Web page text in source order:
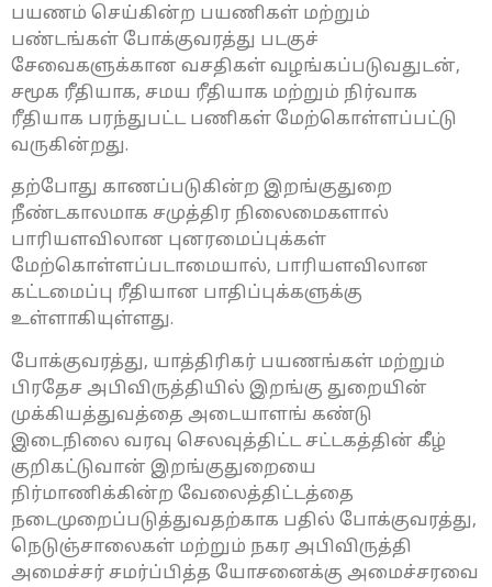
பயணம் செய்கின்ற பயணிகள் மற்றும்
பண்டங்கள் போக்குவரத்து படகுச்
சேவைகளுக்கான வசதிகள் வழங்கப்படுவதுடன்,
சமூக ரீதியாக, சமய ரீதியாக மற்றும் நிர்வாக
ரீதியாக பரந்துபட்ட பணிகள் மேற்கொள்ளப்பட்டு
வருகின்றது.
தற்போது காணப்படுகின்ற இறங்குதுறை
நீண்டகாலமாக சமுத்திர நிலைமைகளால்
பாரியளவிலான புனரமைப்புக்கள்
மேற்கொள்ளப்படாமையால், பாரியளவிலான
கட்டமைப்பு ரீதியான பாதிப்புக்களுக்கு
உள்ளாகியுள்ளது.
போக்குவரத்து, யாத்திரிகர் பயணங்கள் மற்றும்
பிரதேச அபிவிருத்தியில் இறங்கு துறையின்
முக்கியத்துவத்தை அடையாளங் கண்டு
இடைநிலை வரவு செலவுத்திட்ட சட்டகத்தின் கீழ்
குறிகட்டுவான் இறங்குதுறையை
நிர்மாணிக்கின்ற வேலைத்திட்டத்தை
நடைமுறைப்படுத்துவதற்காக பதில் போக்குவரத்து,
நெடுஞ்சாலைகள் மற்றும் நகர அபிவிருத்தி
அமைச்சர் சமர்ப்பித்த யோசனைக்கு அமைச்சரவை